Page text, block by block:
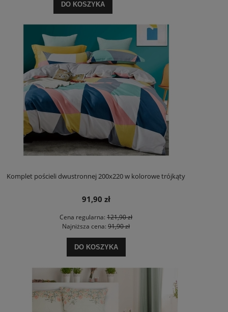
DO KOSZYKA
Komplet pościeli dwustronnej 200x220 w kolorowe trójkąty
91,90 zł
Cena regularna: 121,90 zł
Najniższa cena: 91,90 zł
DO KOSZYKA